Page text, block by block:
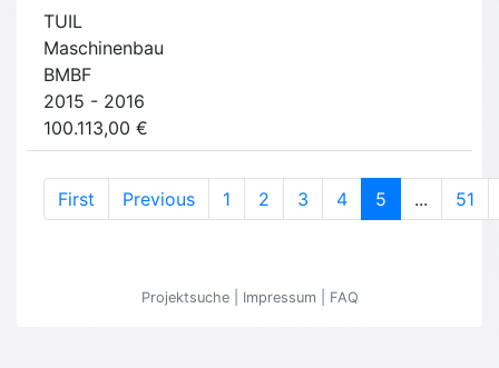
TUIL
Maschinenbau
BMBF
2015 - 2016
100.113,00 €
First Previous 1 2 3 4 5 (current)
... 51
Projektsuche Impressum FAQ